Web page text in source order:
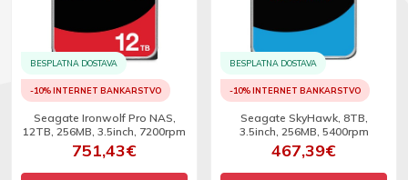
BESPLATNA DOSTAVA
-10% INTERNET BANKARSTVO
Seagate Ironwolf Pro NAS,
12TB, 256MB, 3.5inch, 7200rpm
751,43€
BESPLATNA DOSTAVA
-10% INTERNET BANKARSTVO
Seagate SkyHawk, 8TB,
3.5inch, 256MB, 5400rpm
467,39€